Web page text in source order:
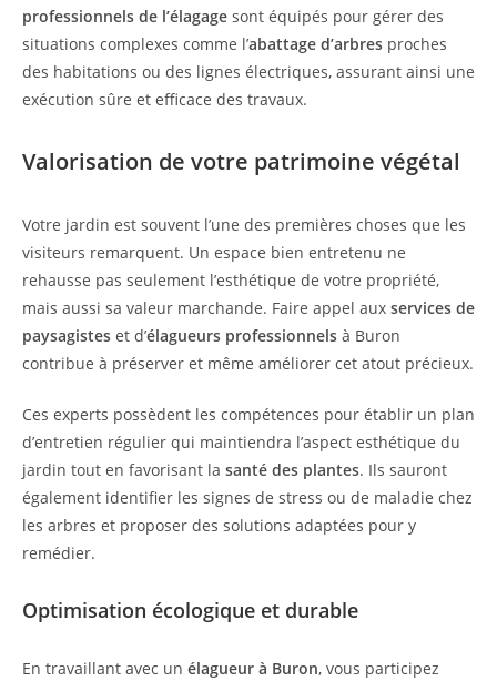
professionnels de l’élagage sont équipés pour gérer des
situations complexes comme l’abattage d’arbres proches
des habitations ou des lignes électriques, assurant ainsi une
exécution sûre et efficace des travaux.
Valorisation de votre patrimoine végétal
Votre jardin est souvent l’une des premières choses que les
visiteurs remarquent. Un espace bien entretenu ne
rehausse pas seulement l’esthétique de votre propriété,
mais aussi sa valeur marchande. Faire appel aux services de
paysagistes et d’élagueurs professionnels à Buron
contribue à préserver et même améliorer cet atout précieux.
Ces experts possèdent les compétences pour établir un plan
d’entretien régulier qui maintiendra l’aspect esthétique du
jardin tout en favorisant la santé des plantes. Ils sauront
également identifier les signes de stress ou de maladie chez
les arbres et proposer des solutions adaptées pour y
remédier.
Optimisation écologique et durable
En travaillant avec un élagueur à Buron, vous participez